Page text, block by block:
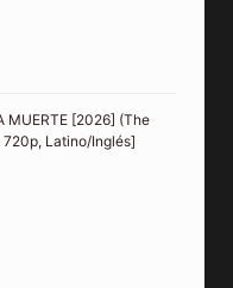
MUERTE [2026] (The
720p, Latino/Inglés]